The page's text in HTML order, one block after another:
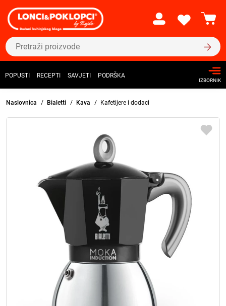
POPUSTI RECEPTI SAVJETI PODRŠKA
IZBORNIK
Naslovnica Bialetti Kava Kafetijere i dodaci